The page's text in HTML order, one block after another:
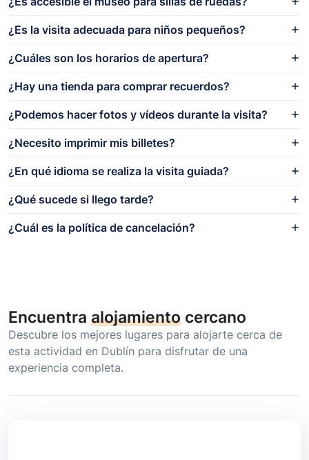
¿Es la visita adecuada para niños pequeños?
¿Cuáles son los horarios de apertura?
¿Hay una tienda para comprar recuerdos?
¿Podemos hacer fotos y vídeos durante la visita?
¿Necesito imprimir mis billetes?
¿En qué idioma se realiza la visita guiada?
¿Qué sucede si llego tarde?
¿Cuál es la política de cancelación?
Encuentra alojamiento cercano
Descubre los mejores lugares para alojarte cerca de
esta actividad en Dublín para disfrutar de una
experiencia completa.